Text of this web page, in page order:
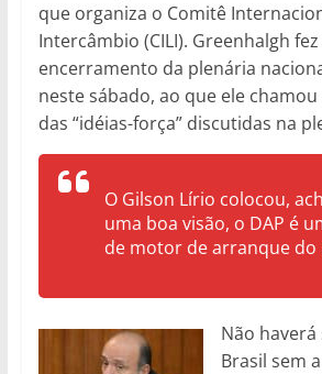
que organiza o Comitê
Intercâmbio (CILI). Greenhalgh
encerramento da plenária
neste sábado, ao que ele
das “idéias-força” discutidas na
O Gilson Lírio colocou,
uma boa visão, o DAP é
de motor de arranque do
Não
Brasil sem